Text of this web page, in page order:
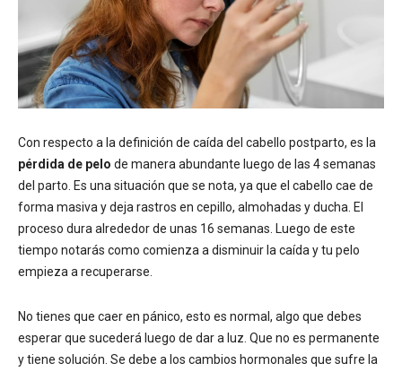
Con respecto a la definición de caída del cabello postparto, es la
pérdida de pelo de manera abundante luego de las 4 semanas
del parto. Es una situación que se nota, ya que el cabello cae de
forma masiva y deja rastros en cepillo, almohadas y ducha. El
proceso dura alrededor de unas 16 semanas. Luego de este
tiempo notarás como comienza a disminuir la caída y tu pelo
empieza a recuperarse.
No tienes que caer en pánico, esto es normal, algo que debes
esperar que sucederá luego de dar a luz. Que no es permanente
y tiene solución. Se debe a los cambios hormonales que sufre la